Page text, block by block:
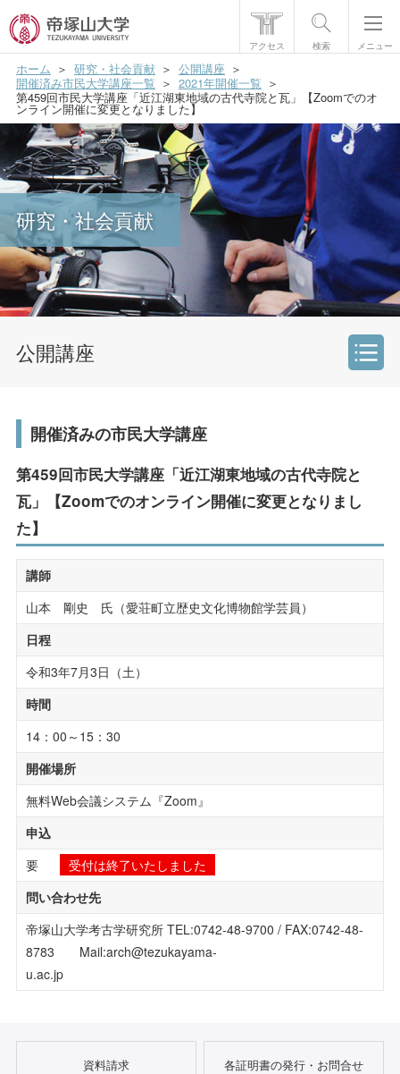
アクセス 検索 メニュー
帝塚山大学について
学部・大学院
学生生活
国際交流
研究・社会貢献
就職・資格
入試情報
一般の方へ 企業・採用担当者の方へ
English 資料請求 お問い合わせ
ホーム 研究・社会貢献
公開講座
開催済み市民大学講座一覧
2021年開催一覧
第459回市民大学講座「近江湖東地域の古代寺院と瓦」【Zoomでのオ
ンライン開催に変更となりました】
研究・社会貢献
公開講座
研究活動・実績
社会連携
公開講座
科目等履修生・聴講生
社会人の学び直し
こころのケアセンター
子育て支援センター
研究所・博物館・附属施設
開催済みの市民大学講座
第459回市民大学講座「近江湖東地域の古代寺院と
瓦」【Zoomでのオンライン開催に変更となりまし
た】
講師
山本 剛史 氏（愛荘町立歴史文化博物館学芸員）
日程
令和3年7月3日（土）
時間
14：00～15：30
開催場所
無料Web会議システム『Zoom』
申込
要
受付は終了いたしました
問い合わせ先
帝塚山大学考古学研究所 TEL:0742-48-9700 / FAX:0742-48-
8783 Mail:arch@tezukayama-
u.ac.jp
資料請求 各証明書の発行・お問合せ